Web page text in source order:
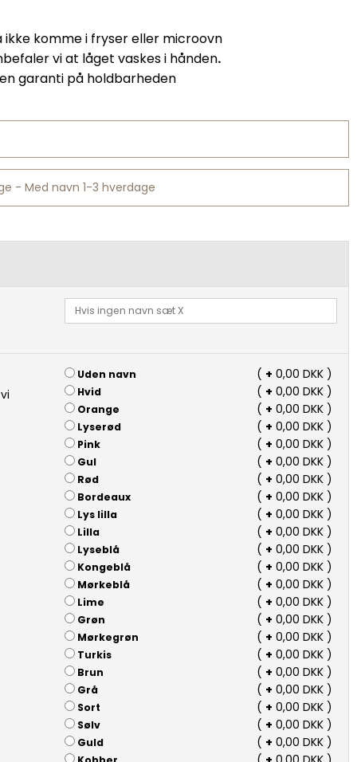
ikke komme i fryser eller microovn
vi at låget vaskes i hånden.
garanti på holdbarheden
- Med navn 1-3 hverdage
Uden navn ( + 0,00 DKK )
Hvid ( + 0,00 DKK )
Orange ( + 0,00 DKK )
Lyserød ( + 0,00 DKK )
Pink ( + 0,00 DKK )
Gul ( + 0,00 DKK )
Rød ( + 0,00 DKK )
Bordeaux ( + 0,00 DKK )
Lys lilla ( + 0,00 DKK )
Lilla ( + 0,00 DKK )
Lyseblå ( + 0,00 DKK )
Kongeblå ( + 0,00 DKK )
Mørkeblå ( + 0,00 DKK )
Lime ( + 0,00 DKK )
Grøn ( + 0,00 DKK )
Mørkegrøn ( + 0,00 DKK )
Turkis ( + 0,00 DKK )
Brun ( + 0,00 DKK )
Grå ( + 0,00 DKK )
Sort ( + 0,00 DKK )
Sølv ( + 0,00 DKK )
Guld ( + 0,00 DKK )